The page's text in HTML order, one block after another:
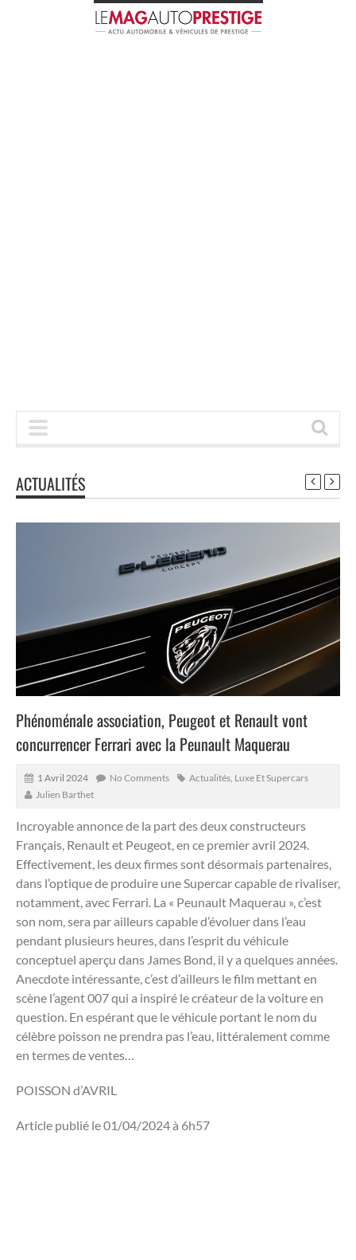
ACTUALITÉS
Phénoménale association, Peugeot et Renault vont
concurrencer Ferrari avec la Peunault Maquerau
1 Avril 2024 No Comments Actualités Luxe Et Supercars
Julien Barthet
Incroyable annonce de la part des deux constructeurs
Français, Renault et Peugeot, en ce premier avril 2024.
Effectivement, les deux firmes sont désormais partenaires,
dans l’optique de produire une Supercar capable de rivaliser,
notamment, avec Ferrari. La « Peunault Maquerau », c’est
son nom, sera par ailleurs capable d’évoluer dans l’eau
pendant plusieurs heures, dans l’esprit du véhicule
conceptuel aperçu dans James Bond, il y a quelques années.
Anecdote intéressante, c’est d’ailleurs le film mettant en
scène l’agent 007 qui a inspiré le créateur de la voiture en
question. En espérant que le véhicule portant le nom du
célèbre poisson ne prendra pas l’eau, littéralement comme
en termes de ventes…
POISSON d’AVRIL
Article publié le 01/04/2024 à 6h57